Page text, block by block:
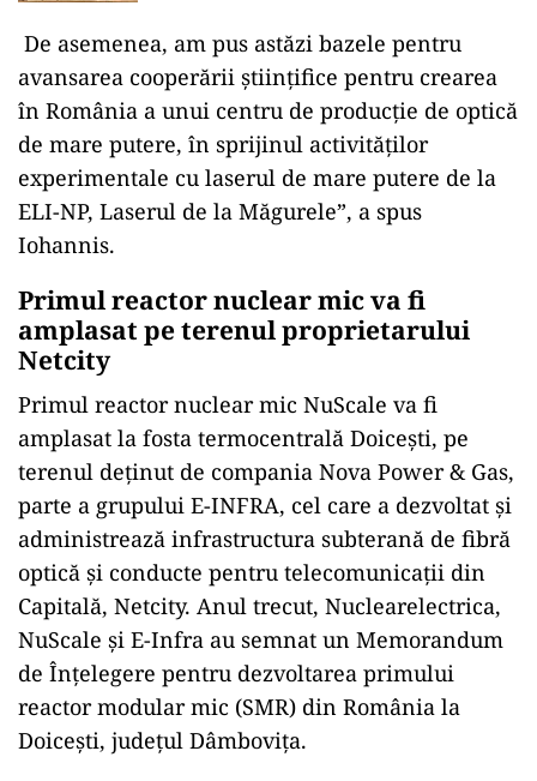
De asemenea, am pus astăzi bazele pentru
avansarea cooperării științifice pentru crearea
în România a unui centru de producție de optică
de mare putere, în sprijinul activităților
experimentale cu laserul de mare putere de la
ELI-NP, Laserul de la Măgurele”, a spus
Iohannis.
Primul reactor nuclear mic va fi
amplasat pe terenul proprietarului
Netcity
Primul reactor nuclear mic NuScale va fi
amplasat la fosta termocentrală Doicești, pe
terenul deținut de compania Nova Power & Gas,
parte a grupului E-INFRA, cel care a dezvoltat și
administrează infrastructura subterană de fibră
optică şi conducte pentru telecomunicaţii din
Capitală, Netcity. Anul trecut, Nuclearelectrica,
NuScale și E-Infra au semnat un Memorandum
de Înțelegere pentru dezvoltarea primului
reactor modular mic (SMR) din România la
Doicești, județul Dâmbovița.